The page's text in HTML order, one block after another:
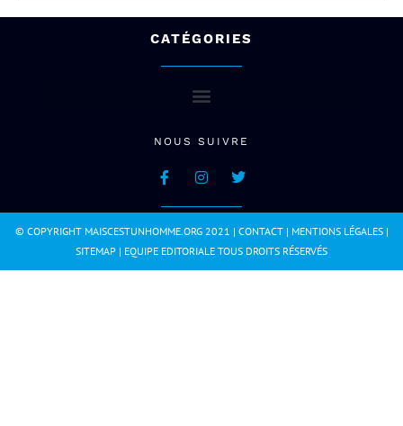
CATÉGORIES
NOUS SUIVRE
© COPYRIGHT MAISCESTUNHOMME.ORG 2021 | CONTACT| MENTIONS LÉGALES|
SITEMAP | EQUIPE EDITORIALE TOUS DROITS RÉSERVÉS